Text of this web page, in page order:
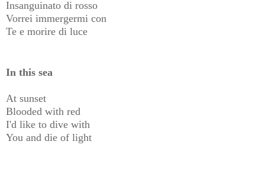
Insanguinato di rosso
Vorrei immergermi con
Te e morire di luce
In this sea
At sunset
Blooded with red
I'd like to dive with
You and die of light